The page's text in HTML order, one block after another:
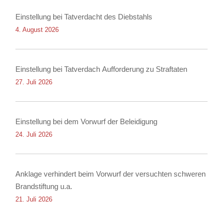
Einstellung bei Tatverdacht des Diebstahls
4. August 2026
Einstellung bei Tatverdach Aufforderung zu Straftaten
27. Juli 2026
Einstellung bei dem Vorwurf der Beleidigung
24. Juli 2026
Anklage verhindert beim Vorwurf der versuchten schweren
Brandstiftung u.a.
21. Juli 2026